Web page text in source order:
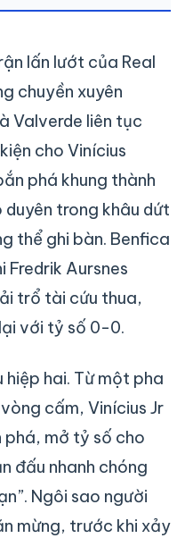
lấn lướt của Real
chuyền xuyên
Valverde liên tục
cho Vinícius
phá khung thành
duyên trong khâu dứt
thể ghi bàn. Benfica
Fredrik Aursnes
trổ tài cứu thua,
với tỷ số 0-0.
hai. Từ một pha
cấm, Vinícius Jr
mở tỷ số cho
đấu nhanh chóng
Ngôi sao người
mừng, trước khi xảy